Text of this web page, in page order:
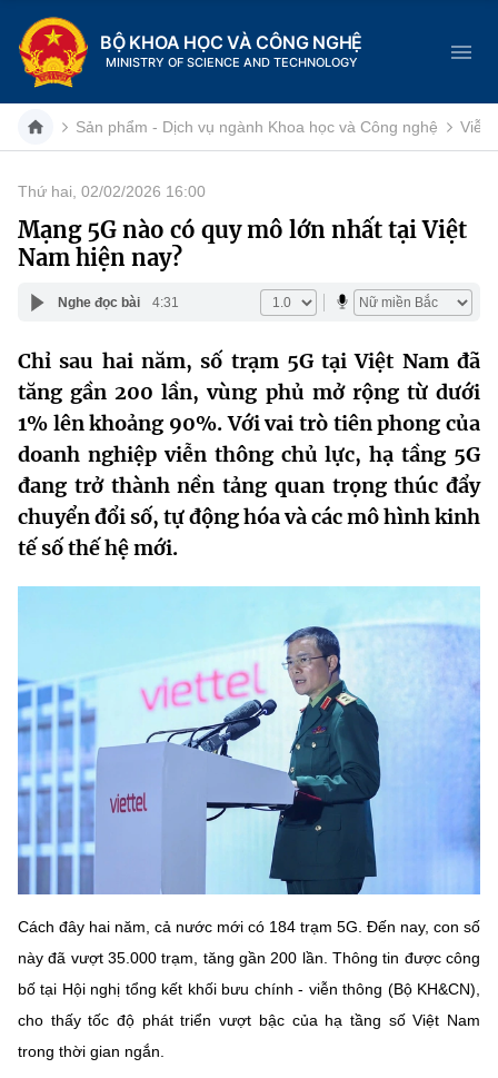
BỘ KHOA HỌC VÀ CÔNG NGHỆ
MINISTRY OF SCIENCE AND TECHNOLOGY
Danh mục
Trang chủ
Giới thiệu
Chức năng nhiệm vụ
Cơ cấu tổ chức
Lịch sử phát triển
Sở Khoa học và Công nghệ
Tin tức sự kiện
Khoa học và Công nghệ
Đổi mới sáng tạo
Chuyển đổi số
Bưu chính, Viễn thông
Tiêu chuẩn, đo lường, chất lượng
Năng lượng nguyên tử
Tin tổng hợp
Tin địa phương
Dịch vụ công
Hệ thống văn bản
Văn bản QPPL
Lấy ý kiến người dân về dự thảo VBQPPL
MST IOFFICE
Đổi mới sáng tạo
Chuyển đổi số
Bưu chính, Viễn thông
Sở hữu trí tuệ
Tiêu chuẩn, đo lường, chất lượng
Năng lượng nguyên tử
THƯ ĐIỆN TỬ
Khác
Videos
Infographic
Ảnh
Nhiệm vụ trọng tâm
Vietnamese
Sản phẩm - Dịch vụ ngành Khoa học và Công nghệ Viễn
Thứ hai, 02/02/2026 16:00
Mạng 5G nào có quy mô lớn nhất tại Việt
Nam hiện nay?
Nghe đọc bài 4:31
Chỉ sau hai năm, số trạm 5G tại Việt Nam đã
tăng gần 200 lần, vùng phủ mở rộng từ dưới
1% lên khoảng 90%. Với vai trò tiên phong của
doanh nghiệp viễn thông chủ lực, hạ tầng 5G
đang trở thành nền tảng quan trọng thúc đẩy
chuyển đổi số, tự động hóa và các mô hình kinh
tế số thế hệ mới.
Cách đây hai năm, cả nước mới có 184 trạm 5G. Đến nay, con số
này đã vượt 35.000 trạm, tăng gần 200 lần. Thông tin được công
bố tại Hội nghị tổng kết khối bưu chính - viễn thông (Bộ KH&CN),
cho thấy tốc độ phát triển vượt bậc của hạ tầng số Việt Nam
trong thời gian ngắn.